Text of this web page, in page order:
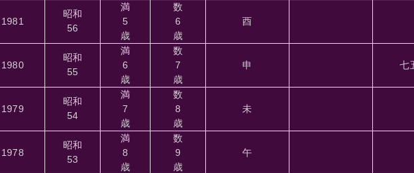
1981
昭和
56
満
5
歳
数
6
歳
酉
1980
昭和
55
満
6
歳
数
7
歳
申 七
1979
昭和
54
満
7
歳
数
8
歳
未
1978
昭和
53
満
8
歳
数
9
歳
午